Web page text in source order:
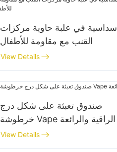
سداسية في علبة حاوية مركزات
القنب مع مقاومة للأطفال
View Details
صندوق تعبئة على شكل درج
خرطوشة Vape الراقية والرائعة
View Details